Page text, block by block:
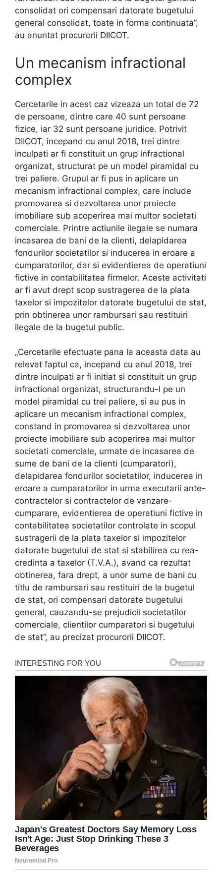
consolidat ori compensari datorate bugetului
general consolidat, toate in forma continuata”,
au anuntat procurorii DIICOT.
Un mecanism infractional
complex
Cercetarile in acest caz vizeaza un total de 72
de persoane, dintre care 40 sunt persoane
fizice, iar 32 sunt persoane juridice. Potrivit
DIICOT, incepand cu anul 2018, trei dintre
inculpati ar fi constituit un grup infractional
organizat, structurat pe un model piramidal cu
trei paliere. Grupul ar fi pus in aplicare un
mecanism infractional complex, care include
promovarea si dezvoltarea unor proiecte
imobiliare sub acoperirea mai multor societati
comerciale. Printre actiunile ilegale se numara
incasarea de bani de la clienti, delapidarea
fondurilor societatilor si inducerea in eroare a
cumparatorilor, dar si evidentierea de operatiuni
fictive in contabilitatea firmelor. Aceste activitati
ar fi avut drept scop sustragerea de la plata
taxelor si impozitelor datorate bugetului de stat,
prin obtinerea unor rambursari sau restituiri
ilegale de la bugetul public.
„Cercetarile efectuate pana la aceasta data au
relevat faptul ca, incepand cu anul 2018, trei
dintre inculpati ar fi initiat si constituit un grup
infractional organizat, structurandu-l pe un
model piramidal cu trei paliere, si au pus in
aplicare un mecanism infractional complex,
constand in promovarea si dezvoltarea unor
proiecte imobiliare sub acoperirea mai multor
societati comerciale, urmate de incasarea de
sume de bani de la clienti (cumparatori),
delapidarea fondurilor societatilor, inducerea in
eroare a cumparatorilor in urma executarii ante-
contractelor si contractelor de vanzare-
cumparare, evidentierea de operatiuni fictive in
contabilitatea societatilor controlate in scopul
sustragerii de la plata taxelor si impozitelor
datorate bugetului de stat si stabilirea cu rea-
credinta a taxelor (T.V.A.), avand ca rezultat
obtinerea, fara drept, a unor sume de bani cu
titlu de rambursari sau restituiri de la bugetul
de stat, ori compensari datorate bugetului
general, cauzandu-se prejudicii societatilor
comerciale, clientilor cumparatori si bugetului
de stat”, au precizat procurorii DIICOT.